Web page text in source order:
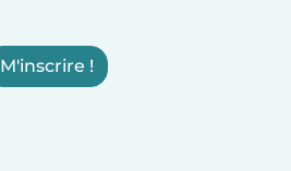
M'inscrire !